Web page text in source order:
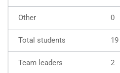
0
19
2